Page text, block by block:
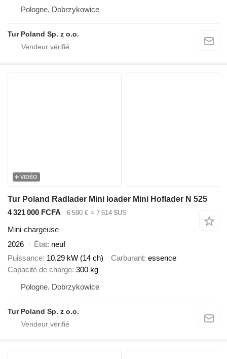
Pologne, Dobrzykowice
Tur Poland Sp. z o.o.
VIDÉO
Tur Poland Radlader Mini loader Mini Hoflader N 525
4 321 000 FCFA
6 590 € ≈ 7 614 $US
Mini-chargeuse
2026
État neuf
Puissance 10.29 kW (14 ch) Carburant essence
Capacité de charge 300 kg
Pologne, Dobrzykowice
Tur Poland Sp. z o.o.